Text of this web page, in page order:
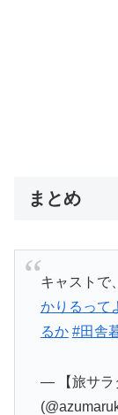
まとめ
キャストで
かりるって
るか #田舎
— 【旅サラ